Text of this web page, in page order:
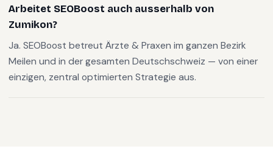
Arbeitet SEOBoost auch ausserhalb von
Zumikon?
Ja. SEOBoost betreut Ärzte & Praxen im ganzen Bezirk
Meilen und in der gesamten Deutschschweiz — von einer
einzigen, zentral optimierten Strategie aus.